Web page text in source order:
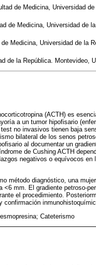
de Medicina, Universidad
de Medicina, Universidad de
Medicina, Universidad de la
de la República. Montevideo,
(ACTH) es
a un tumor hipofisario
no invasivos tienen baja
bilateral de los senos
al documentar un
de Cushing ACTH
negativos o equívocos en
método diagnóstico, una
<6 mm. El gradiente petroso-
el procedimiento.
confirmación
Cateterismo